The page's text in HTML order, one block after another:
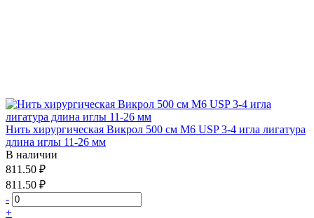
Нить хирургическая Викрол 500 см М6 USP 3-4 игла лигатура
длина иглы 11-26 мм
В наличии
811.50 ₽
811.50 ₽
-
+